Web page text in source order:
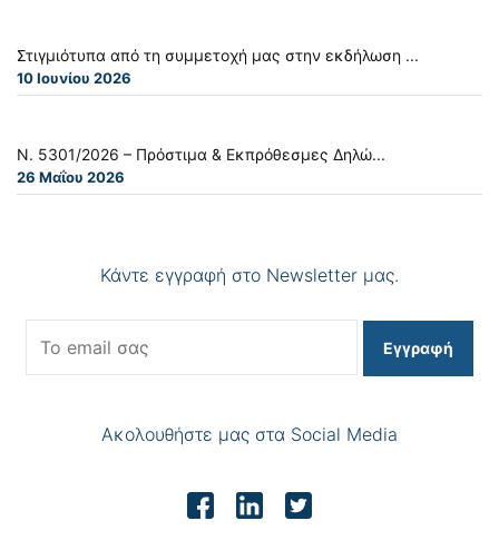
Στιγμιότυπα από τη συμμετοχή μας στην εκδήλωση ...
10 Ιουνίου 2026
Ν. 5301/2026 – Πρόστιμα & Εκπρόθεσμες Δηλώ...
26 Μαΐου 2026
Κάντε εγγραφή στο Newsletter μας.
Εγγραφή
Ακολουθήστε μας στα Social Media